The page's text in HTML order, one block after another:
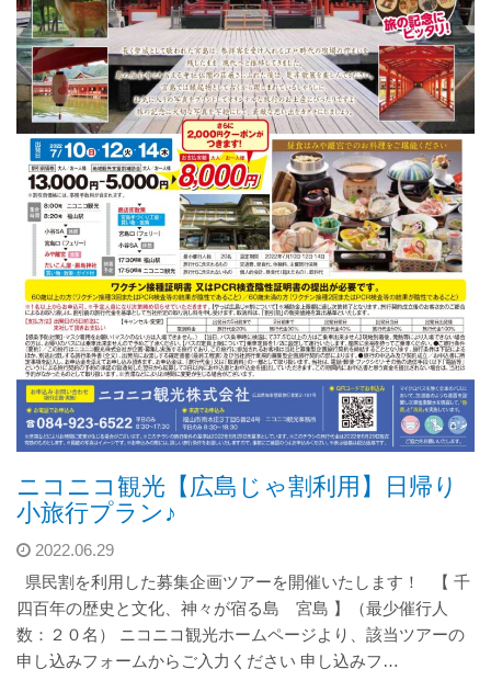
ニコニコ観光【広島じゃ割利用】日帰り
小旅行プラン♪
2022.06.29
県民割を利用した募集企画ツアーを開催いたします！ 【 千
四百年の歴史と文化、神々が宿る島 宮島 】（最少催行人
数：２０名） ニコニコ観光ホームページより、該当ツアーの
申し込みフォームからご入力ください 申し込みフ…